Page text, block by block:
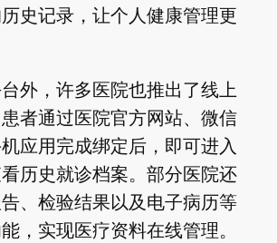
史记录，让个人健康管理更
外，许多医院也推出了线上
者通过医院官方网站、微信
应用完成绑定后，即可进入
历史就诊档案。部分医院还
、检验结果以及电子病历等
，实现医疗资料在线管理。